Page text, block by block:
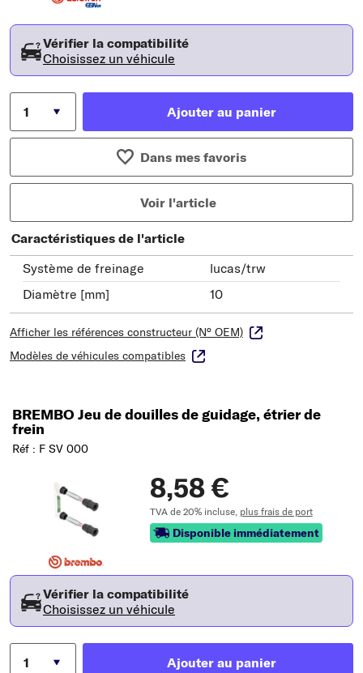
Vérifier la compatibilité
Choisissez un véhicule
Ajouter au panier
Dans mes favoris
Voir l'article
Caractéristiques de l'article
Système de freinage
lucas/trw
Diamètre [mm]
10
Afficher les références constructeur (N° OEM)
Modèles de véhicules compatibles
BREMBO Jeu de douilles de guidage, étrier de
frein
Réf : F SV 000
8,58 €
TVA de 20% incluse, plus frais de port
Disponible immédiatement
Vérifier la compatibilité
Choisissez un véhicule
Ajouter au panier